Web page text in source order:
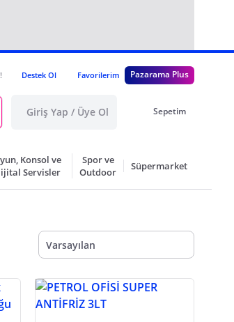
Destek Ol Favorilerim Pazarama Plus
Giriş Yap / Üye Ol Sepetim
Konsol ve
Servisler
Spor ve
Outdoor
Süpermarket
Varsayılan